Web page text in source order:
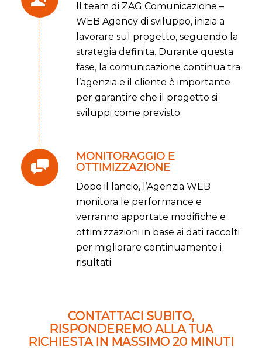
Il team di ZAG Comunicazione –
WEB Agency di sviluppo, inizia a
lavorare sul progetto, seguendo la
strategia definita. Durante questa
fase, la comunicazione continua tra
l’agenzia e il cliente è importante
per garantire che il progetto si
sviluppi come previsto.
MONITORAGGIO E
OTTIMIZZAZIONE
Dopo il lancio, l’Agenzia WEB
monitora le performance e
verranno apportate modifiche e
ottimizzazioni in base ai dati raccolti
per migliorare continuamente i
risultati.
CONTATTACI SUBITO,
RISPONDEREMO ALLA TUA
RICHIESTA IN MASSIMO 20 MINUTI